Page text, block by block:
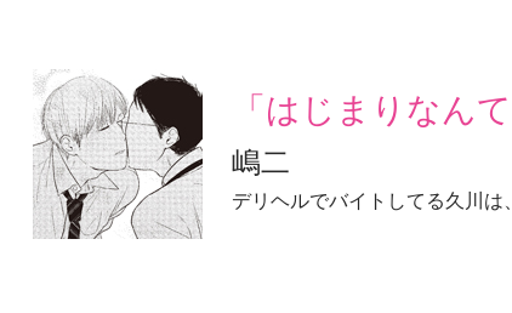
「はじまりなん
嶋二
デリヘルでバイトしてる久川